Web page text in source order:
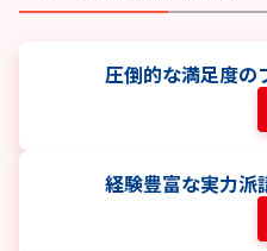
圧倒的な満足度の
経験豊富な実力派